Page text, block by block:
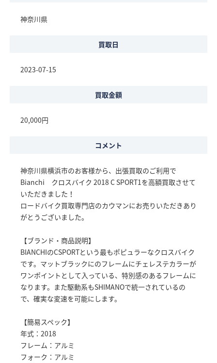
神奈川県
買取日
2023-07-15
買取金額
20,000円
コメント
神奈川県横浜市のお客様から、出張買取のご利用で
Bianchi クロスバイク 2018 C SPORT1を高額買取させて
いただきました！
ロードバイク買取専門店のカウマンにお売りいただきあり
がとうございました。
【ブランド・商品説明】
BIANCHIのCSPORTという最もポピュラーなクロスバイク
です。マットブラックにのフレームにチェレステカラーが
ワンポイントとして入っている、特別感のあるフレームに
なります。また駆動系もSHIMANOで統一されているの
で、確実な変速を可能にします。
【簡易スペック】
年式：2018
フレーム：アルミ
フォーク：アルミ